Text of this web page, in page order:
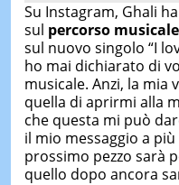
Su Instagram, Ghali
sul percorso musicale
sul nuovo singolo “I
ho mai dichiarato di
musicale. Anzi, la mia
quella di aprirmi alla
che questa mi può
il mio messaggio a
prossimo pezzo sarà
quello dopo ancora